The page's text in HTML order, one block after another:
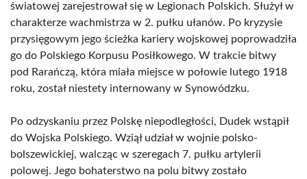
światowej zarejestrował się w Legionach Polskich. Służył w
charakterze wachmistrza w 2. pułku ułanów. Po kryzysie
przysięgowym jego ścieżka kariery wojskowej poprowadziła
go do Polskiego Korpusu Posiłkowego. W trakcie bitwy
pod Rarańczą, która miała miejsce w połowie lutego 1918
roku, został niestety internowany w Synowódzku.
Po odzyskaniu przez Polskę niepodległości, Dudek wstąpił
do Wojska Polskiego. Wziął udział w wojnie polsko-
bolszewickiej, walcząc w szeregach 7. pułku artylerii
polowej. Jego bohaterstwo na polu bitwy zostało